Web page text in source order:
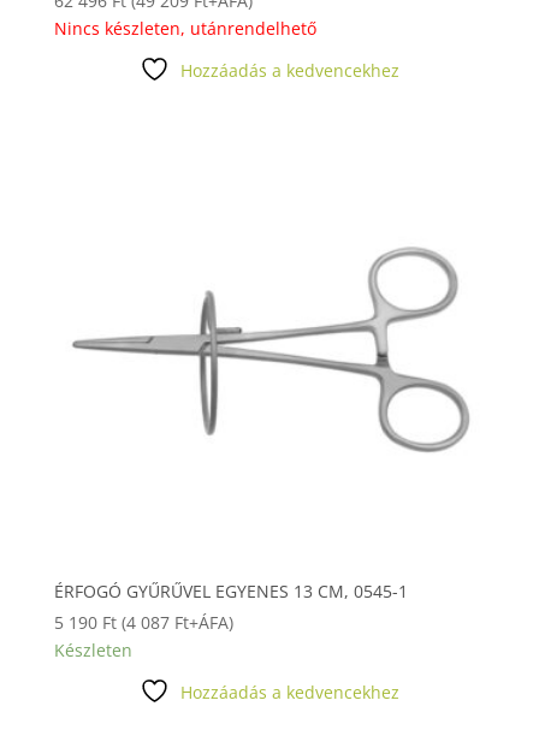
Nincs készleten, utánrendelhető
Hozzáadás a kedvencekhez
ÉRFOGÓ GYŰRŰVEL EGYENES 13 CM, 0545-1
5 190 Ft (4 087 Ft+ÁFA)
Készleten
Hozzáadás a kedvencekhez